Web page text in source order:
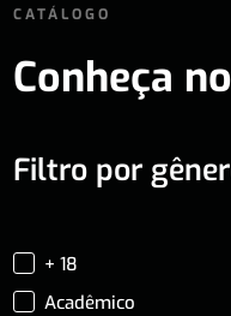
CATÁLOGO
Conheça
Filtro por
+ 18
Acadêmico